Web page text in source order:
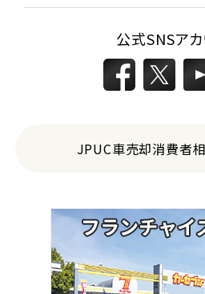
公式SNSアカ
JPUC車売却消費者